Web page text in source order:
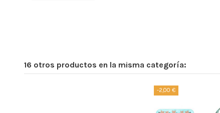
16 otros productos en la misma categoría:
-2,00 €